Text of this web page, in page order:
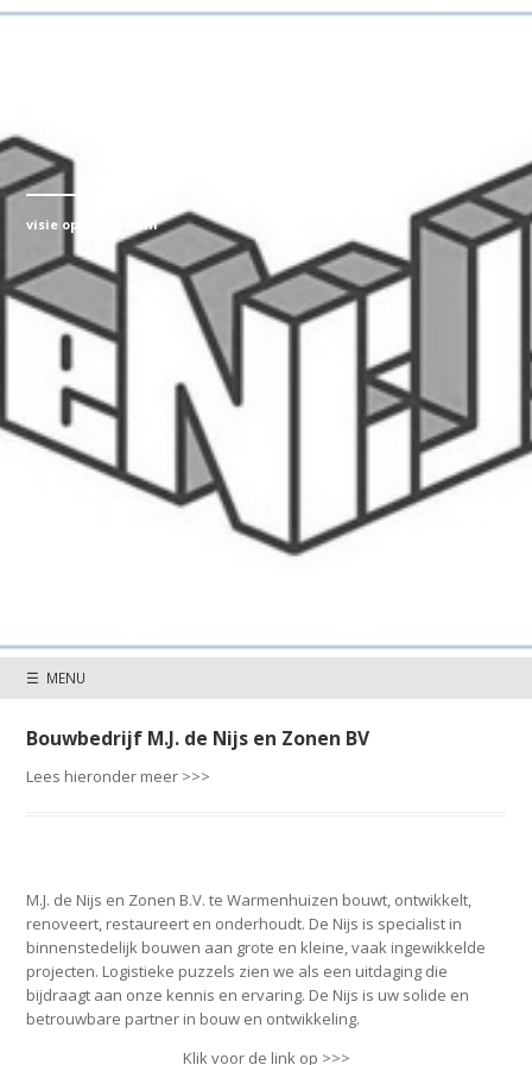
visie op duurzaam
☰ MENU
Bouwbedrijf M.J. de Nijs en Zonen BV
Lees hieronder meer >>>
M.J. de Nijs en Zonen B.V. te Warmenhuizen bouwt, ontwikkelt,
renoveert, restaureert en onderhoudt. De Nijs is specialist in
binnenstedelijk bouwen aan grote en kleine, vaak ingewikkelde
projecten. Logistieke puzzels zien we als een uitdaging die
bijdraagt aan onze kennis en ervaring. De Nijs is uw solide en
betrouwbare partner in bouw en ontwikkeling.
Klik voor de link op >>>